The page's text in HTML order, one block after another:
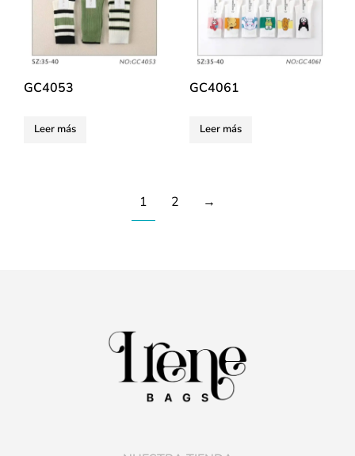
GC4053
Leer más
GC4061
Leer más
1 2 →